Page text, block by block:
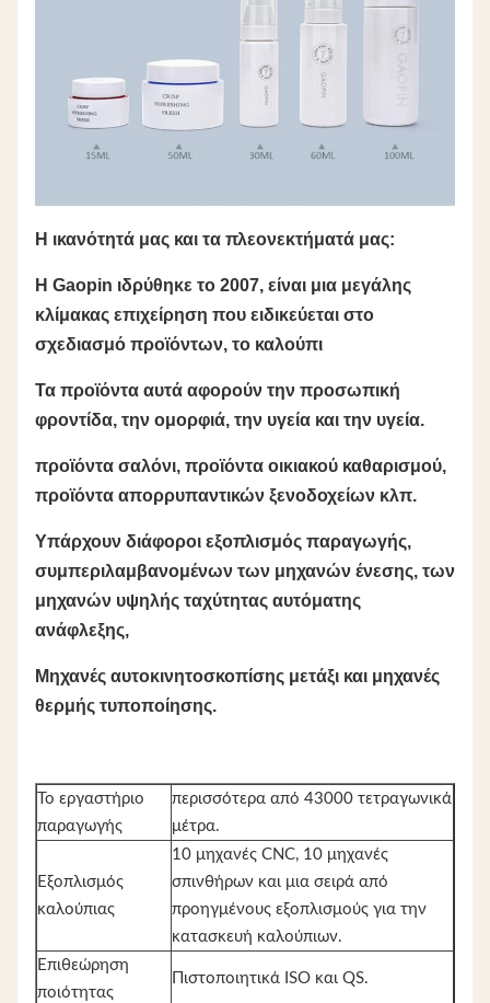
Η ικανότητά μας και τα πλεονεκτήματά μας:
Η Gaopin ιδρύθηκε το 2007, είναι μια μεγάλης
κλίμακας επιχείρηση που ειδικεύεται στο
σχεδιασμό προϊόντων, το καλούπι
Τα προϊόντα αυτά αφορούν την προσωπική
φροντίδα, την ομορφιά, την υγεία και την υγεία.
προϊόντα σαλόνι, προϊόντα οικιακού καθαρισμού,
προϊόντα απορρυπαντικών ξενοδοχείων κλπ.
Υπάρχουν διάφοροι εξοπλισμός παραγωγής,
συμπεριλαμβανομένων των μηχανών ένεσης, των
μηχανών υψηλής ταχύτητας αυτόματης
ανάφλεξης,
Μηχανές αυτοκινητοσκοπίσης μετάξι και μηχανές
θερμής τυποποίησης.
Το εργαστήριο
παραγωγής
περισσότερα από 43000 τετραγωνικά
μέτρα.
Εξοπλισμός
καλούπιας
10 μηχανές CNC, 10 μηχανές
σπινθήρων και μια σειρά από
προηγμένους εξοπλισμούς για την
κατασκευή καλούπιων.
Επιθεώρηση
ποιότητας
Πιστοποιητικά ISO και QS.